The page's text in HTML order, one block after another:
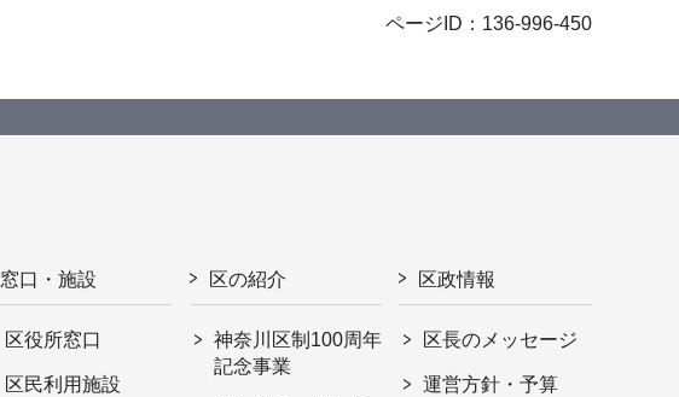
ページID：136-996-450
窓口・施設
区役所窓口
区民利用施設
区の紹介
神奈川区制100周年
記念事業
区政情報
区長のメッセージ
運営方針・予算